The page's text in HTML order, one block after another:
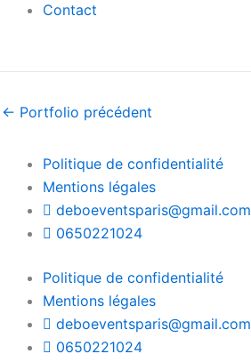
Contact
← Portfolio précédent
Politique de confidentialité
Mentions légales
deboeventsparis@gmail.com
0650221024
Politique de confidentialité
Mentions légales
deboeventsparis@gmail.com
0650221024